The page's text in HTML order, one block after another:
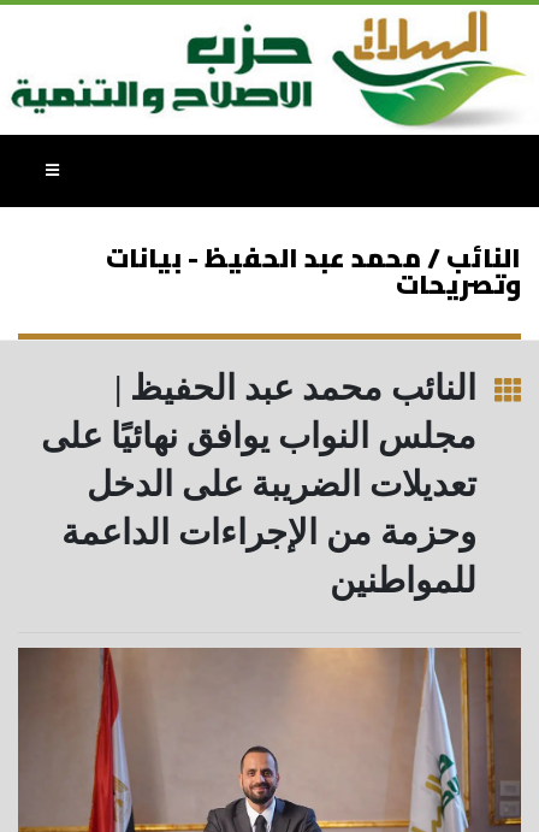
النائب / محمد عبد الحفيظ - بيانات
وتصريحات
النائب محمد عبد الحفيظ |
مجلس النواب يوافق نهائيًا على
تعديلات الضريبة على الدخل
وحزمة من الإجراءات الداعمة
للمواطنين